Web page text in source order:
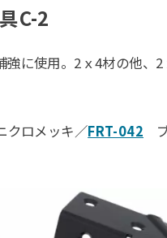
C-2
強に使用。2ｘ4材の他、2
クロメッキ／FRT-042